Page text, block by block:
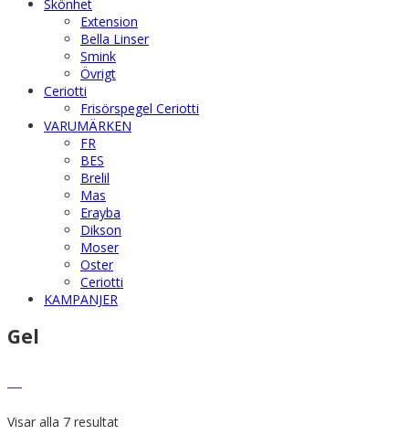
Skönhet
Extension
Bella Linser
Smink
Övrigt
Ceriotti
Frisörspegel Ceriotti
VARUMÄRKEN
FR
BES
Brelil
Mas
Erayba
Dikson
Moser
Oster
Ceriotti
KAMPANJER
Gel
Visar alla 7 resultat